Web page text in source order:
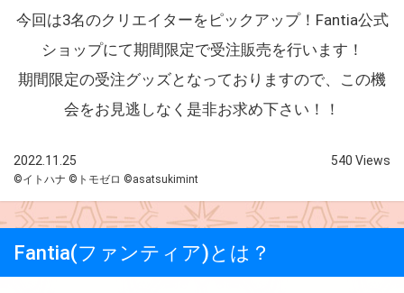
今回は3名のクリエイターをピックアップ！Fantia公式
ショップにて期間限定で受注販売を行います！
期間限定の受注グッズとなっておりますので、この機
会をお見逃しなく是非お求め下さい！！
2022.11.25 540 Views
©イトハナ ©トモゼロ ©asatsukimint
Fantia(ファンティア)とは？